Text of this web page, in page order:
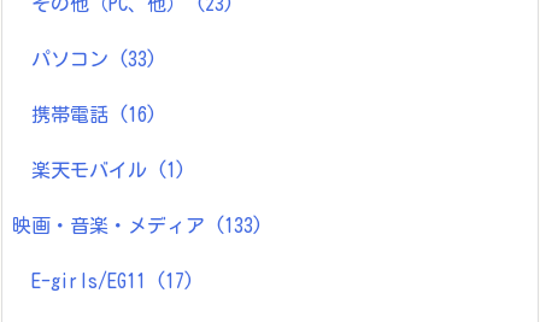
パソコン (33)
携帯電話 (16)
楽天モバイル (1)
映画・音楽・メディア (133)
E-girls/EG11 (17)